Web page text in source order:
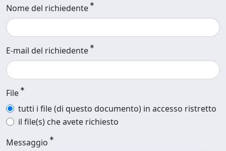
Nome del richiedente
E-mail del richiedente
File
tutti i file (di questo documento) in accesso ristretto
il file(s) che avete richiesto
Messaggio